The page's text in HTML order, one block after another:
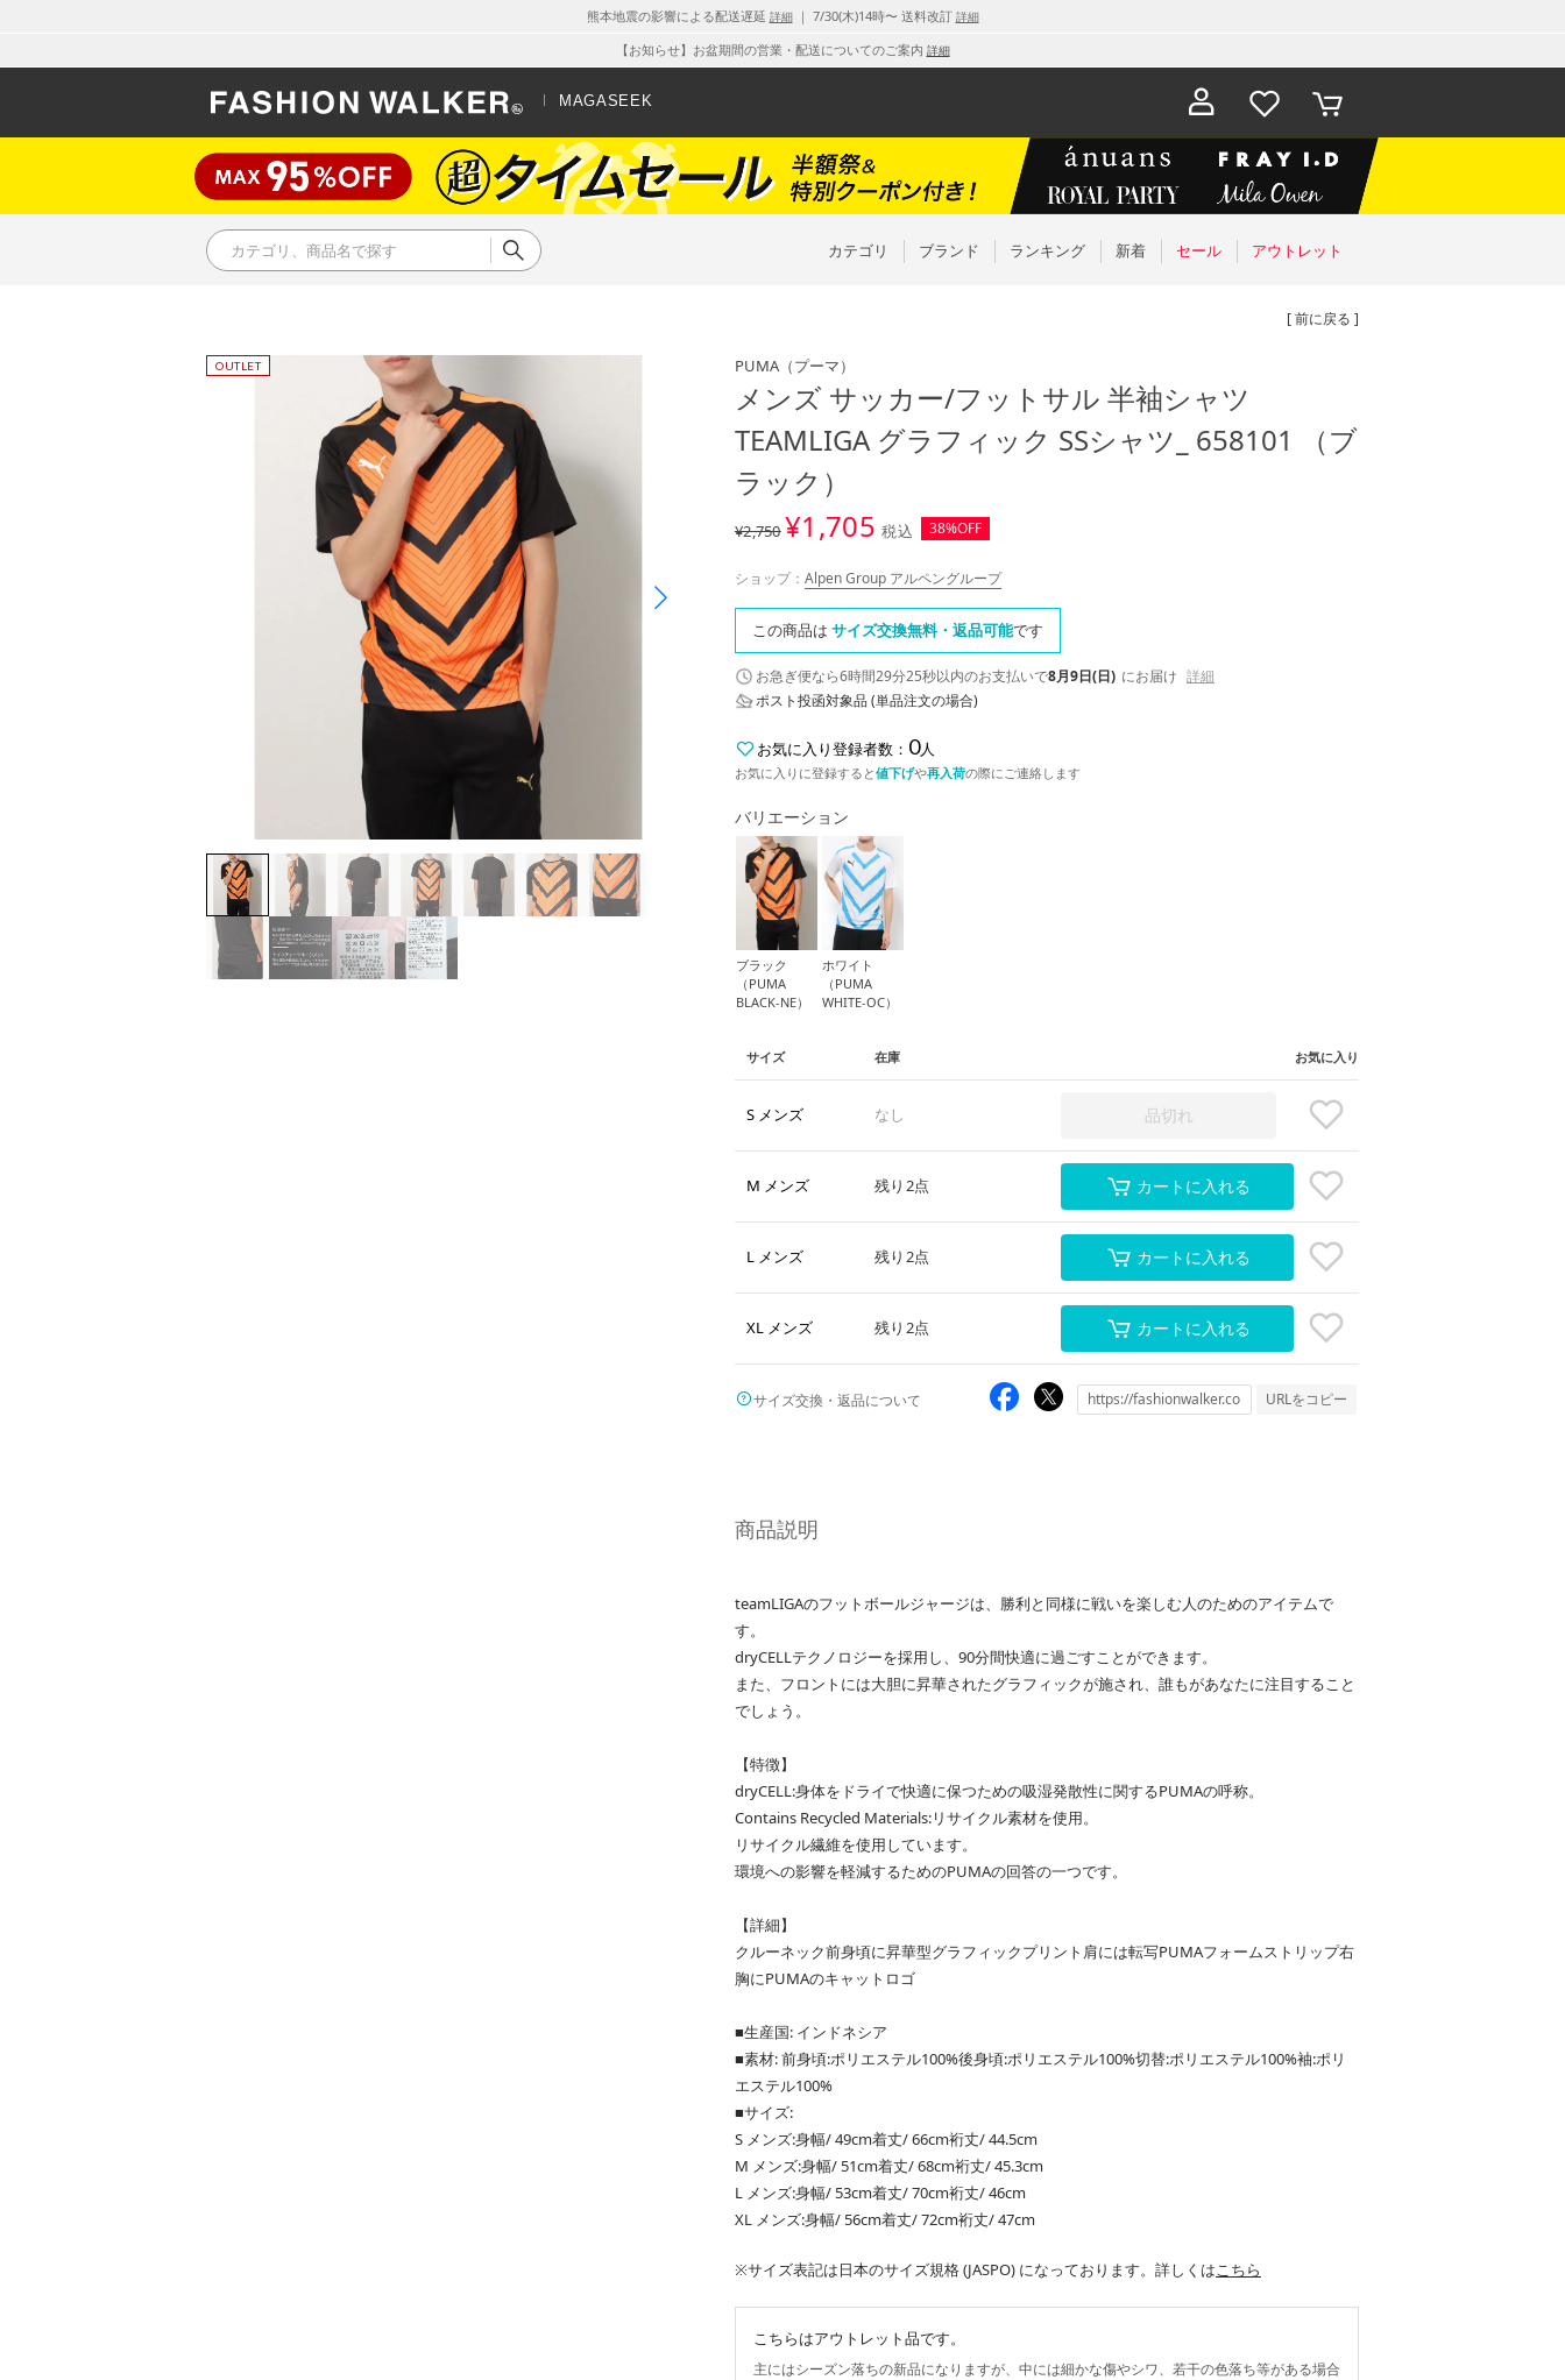
熊本地震の影響による配送遅延 詳細｜ 7/30(木)14時〜 送料改訂 詳細
【お知らせ】お盆期間の営業・配送についてのご案内 詳細
MAGASEEK
お気に入
り
カート
カテゴリ ブランド ランキング 新着 セール アウトレット
[ 前に戻る ]
PUMA （プーマ）
メンズ サッカー/フットサル 半袖シャツ
TEAMLIGA グラフィック SSシャツ_ 658101 （ブ
ラック）
¥2,750¥1,705 税込 38%OFF
ショップ： Alpen Group アルペングループ
この商品は サイズ交換無料・返品可能です
お急ぎ便なら6時間29分24秒以内のお支払いで8月9日(日) にお届け 詳細
ポスト投函対象品 (単品注文の場合)
お気に入り登録者数： 0人
お気に入りに登録すると値下げや再入荷の際にご連絡します
バリエーション
ブラック
（PUMA
BLACK-NE）
ホワイト
（PUMA
WHITE-OC）
サイズ 在庫 お気に入り
S メンズ なし 品切れ
M メンズ 残り2点 カートに入れる
L メンズ 残り2点 カートに入れる
XL メンズ 残り2点 カートに入れる
サイズ交換・返品について URLをコピー
商品説明
teamLIGAのフットボールジャージは、勝利と同様に戦いを楽しむ人のためのアイテムで
す。
dryCELLテクノロジーを採用し、90分間快適に過ごすことができます。
また、フロントには大胆に昇華されたグラフィックが施され、誰もがあなたに注目すること
でしょう。
【特徴】
dryCELL:身体をドライで快適に保つための吸湿発散性に関するPUMAの呼称。
Contains Recycled Materials:リサイクル素材を使用。
リサイクル繊維を使用しています。
環境への影響を軽減するためのPUMAの回答の一つです。
【詳細】
クルーネック前身頃に昇華型グラフィックプリント肩には転写PUMAフォームストリップ右
胸にPUMAのキャットロゴ
■生産国: インドネシア
■素材: 前身頃:ポリエステル100%後身頃:ポリエステル100%切替:ポリエステル100%袖:ポリ
エステル100%
■サイズ:
S メンズ:身幅/ 49cm着丈/ 66cm裄丈/ 44.5cm
M メンズ:身幅/ 51cm着丈/ 68cm裄丈/ 45.3cm
L メンズ:身幅/ 53cm着丈/ 70cm裄丈/ 46cm
XL メンズ:身幅/ 56cm着丈/ 72cm裄丈/ 47cm
※サイズ表記は日本のサイズ規格 (JASPO) になっております。詳しくはこちら
こちらはアウトレット品です。
主にはシーズン落ちの新品になりますが、中には細かな傷やシワ、若干の色落ち等がある場合